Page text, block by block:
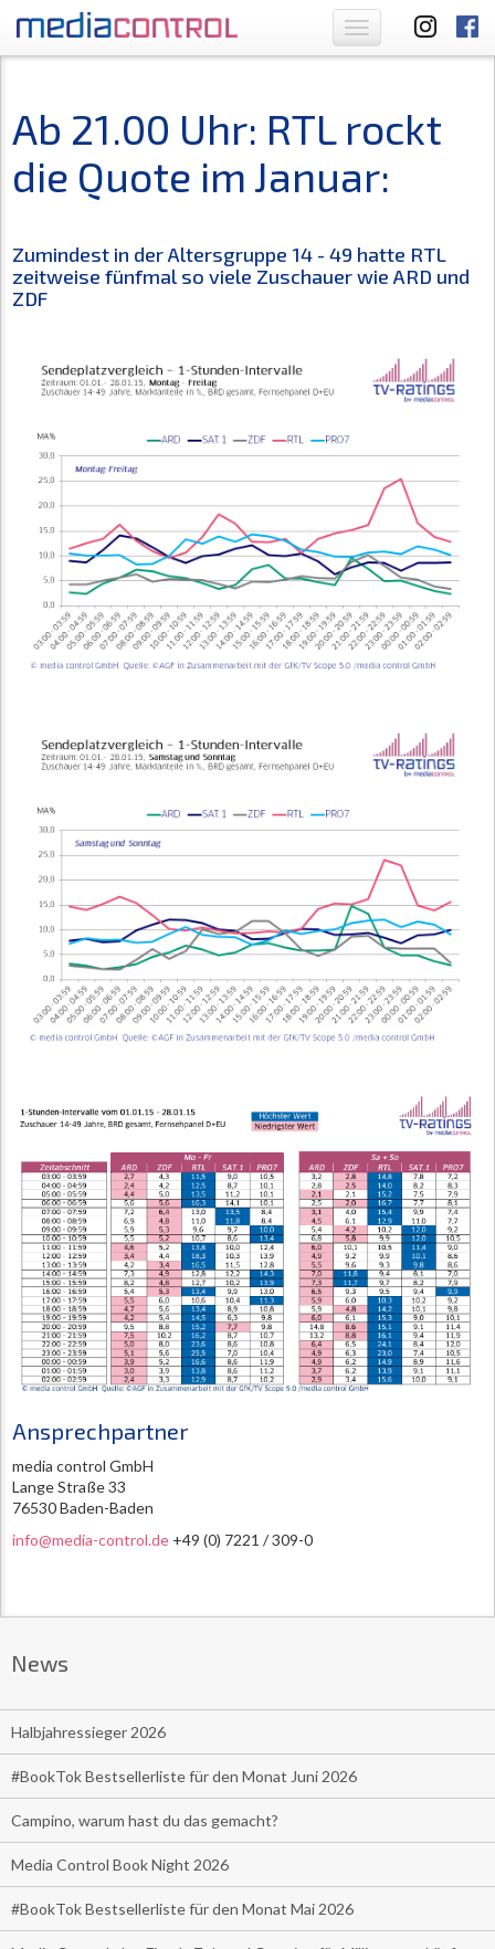
Toggle
navigation
Ab 21.00 Uhr: RTL rockt
die Quote im Januar:
Zumindest in der Altersgruppe 14 - 49 hatte RTL
zeitweise fünfmal so viele Zuschauer wie ARD und
ZDF
Ansprechpartner
media control GmbH
Lange Straße 33
76530 Baden-Baden
info@media-control.de +49 (0) 7221 / 309-0
News
Halbjahressieger 2026
#BookTok Bestsellerliste für den Monat Juni 2026
Campino, warum hast du das gemacht?
Media Control Book Night 2026
#BookTok Bestsellerliste für den Monat Mai 2026